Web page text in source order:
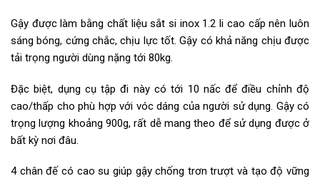
Gậy được làm bằng chất liệu sắt si inox 1.2 li cao cấp nên luôn
sáng bóng, cứng chắc, chịu lực tốt. Gậy có khả năng chịu được
tải trọng người dùng nặng tới 80kg.
Đặc biệt, dụng cụ tập đi này có tới 10 nấc để điều chỉnh độ
cao/thấp cho phù hợp với vóc dáng của người sử dụng. Gậy có
trọng lượng khoảng 900g, rất dễ mang theo để sử dụng được ở
bất kỳ nơi đâu.
4 chân đế có cao su giúp gậy chống trơn trượt và tạo độ vững